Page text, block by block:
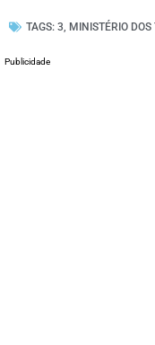
TAGS: 3 MINISTÉRIO
Publicidade